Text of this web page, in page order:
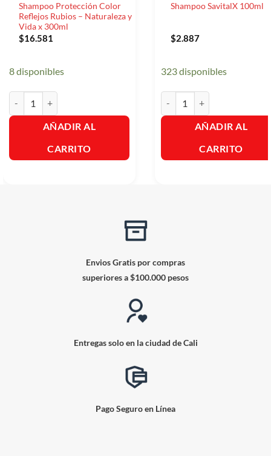
Shampoo Protección Color
Reflejos Rubios – Naturaleza y
Vida x 300ml
$16.581
8 disponibles
AÑADIR AL
CARRITO
Shampoo SavitalX 100ml
$2.887
323 disponibles
AÑADIR AL
CARRITO
Envios Gratis por compras
superiores a $100.000 pesos
Entregas solo en la ciudad de Cali
Pago Seguro en Línea